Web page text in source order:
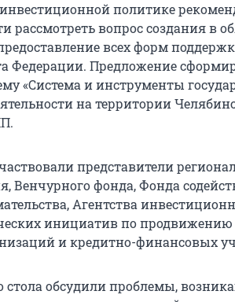
политике
рассмотреть вопрос создания в
всех форм
Федерации. Предложение
«Система и инструменты
на территории
представители
Венчурного фонда, Фонда
Агентства
инициатив по
и кредитно-финансовых
стола обсудили проблемы,